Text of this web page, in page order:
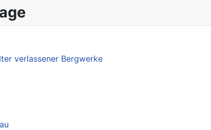
verlassener Bergwerke